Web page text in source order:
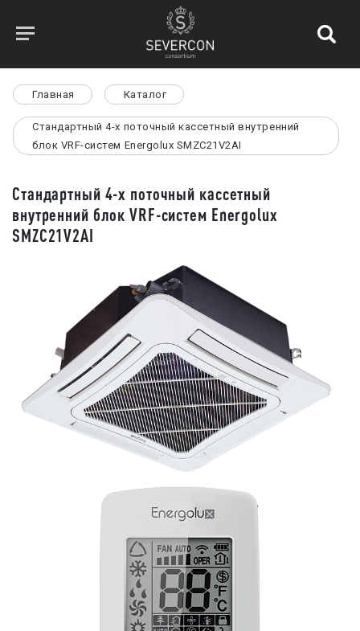
Главная Каталог
Стандартный 4-х поточный кассетный внутренний
блок VRF-систем Energolux SMZC21V2AI
Стандартный 4-х поточный кассетный
внутренний блок VRF-систем Energolux
SMZC21V2AI